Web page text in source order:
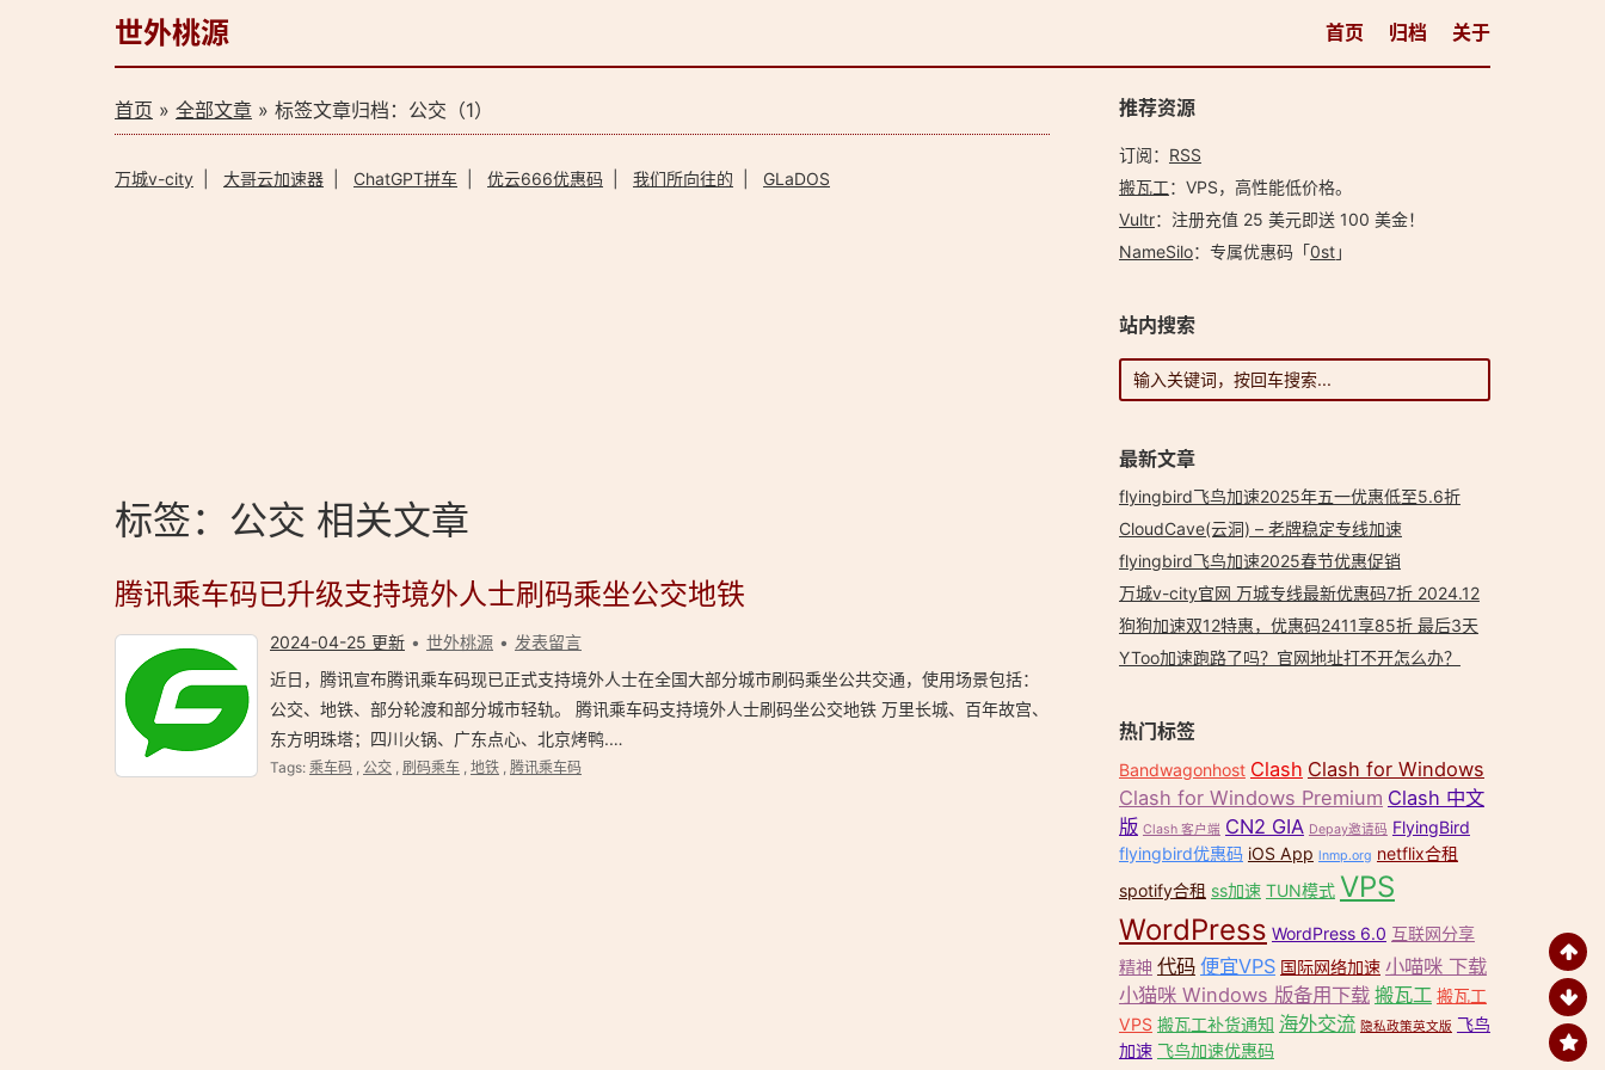
世外桃源 首页 归档 关于
首页 » 全部文章 » 标签文章归档：公交（1）
万城v-city 大哥云加速器 ChatGPT拼车 优云666优惠码 我们所向往的 GLaDOS
标签：公交 相关文章
腾讯乘车码已升级支持境外人士刷码乘坐公交地铁
2024-04-25 更新 世外桃源
发表留言
近日，腾讯宣布腾讯乘车码现已正式支持境外人士在全国大部分城市刷码乘坐公共交通，使用场景包括：
公交、地铁、部分轮渡和部分城市轻轨。 腾讯乘车码支持境外人士刷码坐公交地铁 万里长城、百年故宫、
东方明珠塔；四川火锅、广东点心、北京烤鸭.…
Tags: 乘车码 , 公交 , 刷码乘车 , 地铁 , 腾讯乘车码
推荐资源
订阅： RSS
搬瓦工：VPS，高性能低价格。️
Vultr：注册充值 25 美元即送 100 美金！
NameSilo：专属优惠码「0st」
站内搜索
最新文章
flyingbird飞鸟加速2025年五一优惠低至5.6折
CloudCave(云洞) – 老牌稳定专线加速
flyingbird飞鸟加速2025春节优惠促销
万城v-city官网 万城专线最新优惠码7折 2024.12
狗狗加速双12特惠，优惠码2411享85折 最后3天
YToo加速跑路了吗？官网地址打不开怎么办？
热门标签
Bandwagonhost Clash Clash for Windows
Clash for Windows Premium Clash 中文
版 Clash 客户端 CN2 GIA Depay邀请码 FlyingBird
flyingbird优惠码 iOS App lnmp.org netflix合租
spotify合租 ss加速 TUN模式 VPS
WordPress WordPress 6.0 互联网分享
精神 代码 便宜VPS 国际网络加速 小喵咪 下载
小猫咪 Windows 版备用下载 搬瓦工 搬瓦工
VPS 搬瓦工补货通知 海外交流 隐私政策英文版 飞鸟
加速 飞鸟加速优惠码